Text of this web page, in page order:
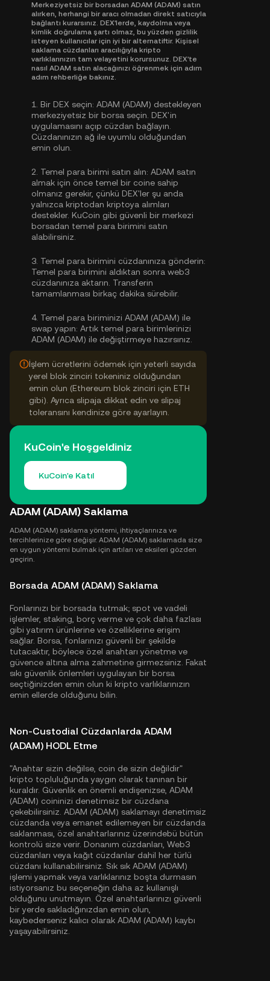
Merkeziyetsiz bir borsadan ADAM (ADAM) satın
alırken, herhangi bir aracı olmadan direkt satıcıyla
bağlantı kurarsınız. DEX'lerde, kaydolma veya
kimlik doğrulama şartı olmaz, bu yüzden gizlilik
isteyen kullanıcılar için iyi bir alternatiftir. Kişisel
saklama cüzdanları aracılığıyla kripto
varlıklarınızın tam velayetini korursunuz. DEX'te
nasıl ADAM satın alacağınızı öğrenmek için adım
adım rehberliğe bakınız.
1. Bir DEX seçin: ADAM (ADAM) destekleyen
merkeziyetsiz bir borsa seçin. DEX'in
uygulamasını açıp cüzdan bağlayın.
Cüzdanınızın ağ ile uyumlu olduğundan
emin olun.
2. Temel para birimi satın alın: ADAM satın
almak için önce temel bir coine sahip
olmanız gerekir, çünkü DEX'ler şu anda
yalnızca kriptodan kriptoya alımları
destekler. KuCoin gibi güvenli bir merkezi
borsadan temel para birimini satın
alabilirsiniz
3. Temel para birimini cüzdanınıza gönderin:
Temel para birimini aldıktan sonra web3
cüzdanınıza aktarın. Transferin
tamamlanması birkaç dakika sürebilir.
4. Temel para biriminizi ADAM (ADAM) ile
swap yapın: Artık temel para birimlerinizi
ADAM (ADAM) ile değiştirmeye hazırsınız.
İşlem ücretlerini ödemek için yeterli sayıda
yerel blok zinciri tokeniniz olduğundan
emin olun (Ethereum blok zinciri için ETH
gibi). Ayrıca slipaja dikkat edin ve slipaj
toleransını kendinize göre ayarlayın.
KuCoin'e Hoşgeldiniz
KuCoin'e Katıl
ADAM (ADAM) Saklama
ADAM (ADAM) saklama yöntemi, ihtiyaçlarınıza ve
tercihlerinize göre değişir. ADAM (ADAM) saklamada size
en uygun yöntemi bulmak için artıları ve eksileri gözden
geçirin.
Borsada ADAM (ADAM) Saklama
Fonlarınızı bir borsada tutmak; spot ve vadeli
işlemler, staking, borç verme ve çok daha fazlası
gibi yatırım ürünlerine ve özelliklerine erişim
sağlar. Borsa, fonlarınızı güvenli bir şekilde
tutacaktır, böylece özel anahtarı yönetme ve
güvence altına alma zahmetine girmezsiniz. Fakat
sıkı güvenlik önlemleri uygulayan bir borsa
seçtiğinizden emin olun ki kripto varlıklarınızın
emin ellerde olduğunu bilin.
Non-Custodial Cüzdanlarda ADAM
(ADAM) HODL Etme
"Anahtar sizin değilse, coin de sizin değildir"
kripto topluluğunda yaygın olarak tanınan bir
kuraldır. Güvenlik en önemli endişenizse, ADAM
(ADAM) coininizi denetimsiz bir cüzdana
çekebilirsiniz. ADAM (ADAM) saklamayı denetimsiz
cüzdanda veya emanet edilemeyen bir cüzdanda
saklanması, özel anahtarlarınız üzerindebü bütün
kontrolü size verir. Donanım cüzdanları, Web3
cüzdanları veya kağıt cüzdanlar dahil her türlü
cüzdanı kullanabilirsiniz. Sık sık ADAM (ADAM)
işlemi yapmak veya varlıklarınız boşta durmasın
istiyorsanız bu seçeneğin daha az kullanışlı
olduğunu unutmayın. Özel anahtarlarınızı güvenli
bir yerde sakladığınızdan emin olun,
kaybederseniz kalıcı olarak ADAM (ADAM) kaybı
yaşayabilirsiniz.